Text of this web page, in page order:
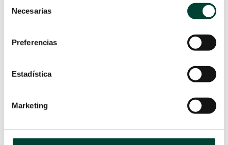
Necesarias
Preferencias
Estadística
Marketing